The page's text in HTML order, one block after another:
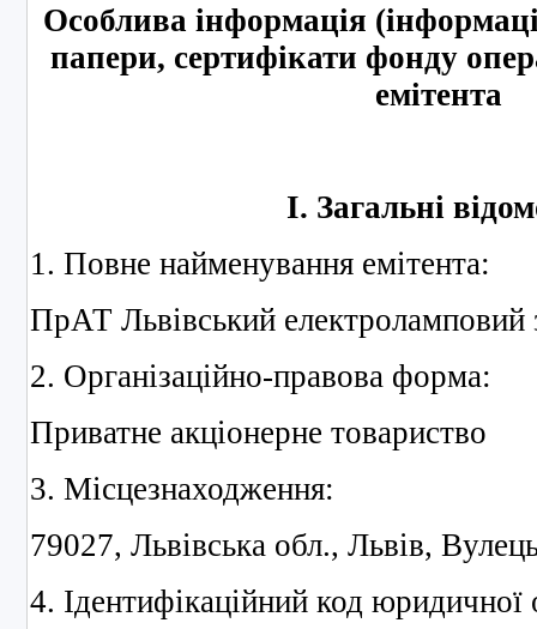
Особлива інформація
папери, сертифікати фонду
емітента
І. Загальні
1. Повне найменування емітента:
ПрАТ Львівський
2. Організаційно-правова форма:
Приватне акціонерне товариство
3. Місцезнаходження:
79027, Львівська обл., Львів,
4. Ідентифікаційний код юридичної